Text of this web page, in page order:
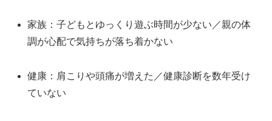
家族：子どもとゆっくり遊ぶ時間が少ない／親の体
調が心配で気持ちが落ち着かない
健康：肩こりや頭痛が増えた／健康診断を数年受け
ていない